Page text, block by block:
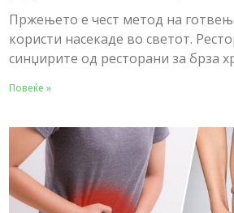
Пржењето е чест метод на
користи насекаде во светот.
синџирите од ресторани за брза
Повеќе »